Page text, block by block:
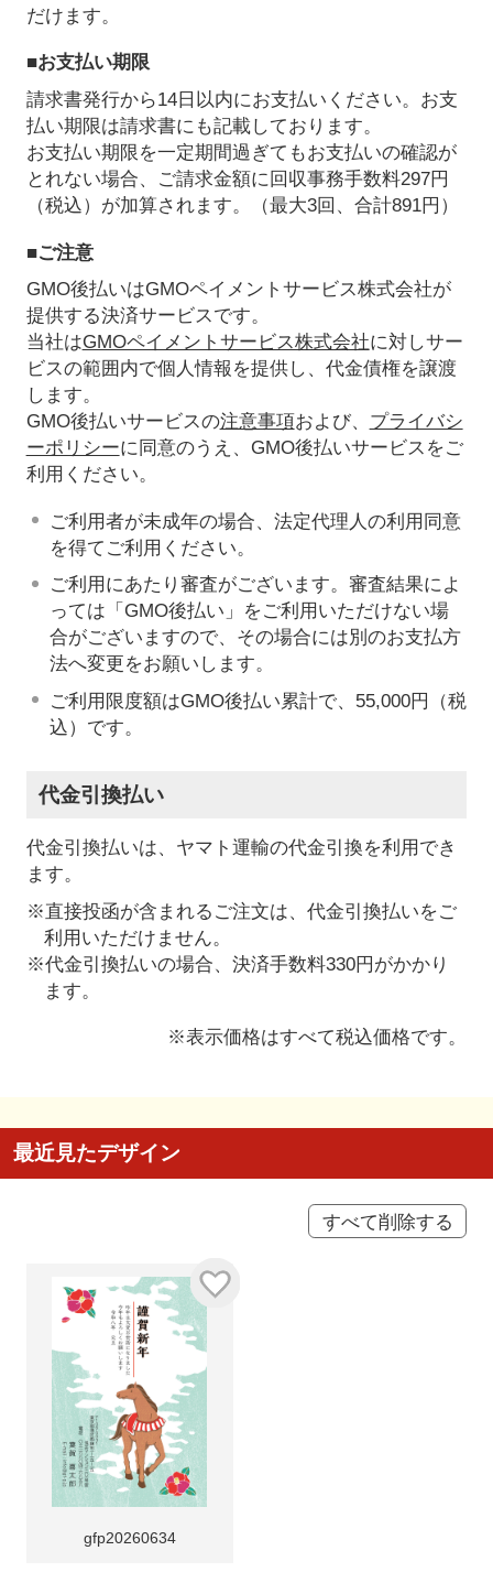
だけます。
■お支払い期限
請求書発行から14日以内にお支払いください。お支
払い期限は請求書にも記載しております。
お支払い期限を一定期間過ぎてもお支払いの確認が
とれない場合、ご請求金額に回収事務手数料297円
（税込）が加算されます。（最大3回、合計891円）
■ご注意
GMO後払いはGMOペイメントサービス株式会社が
提供する決済サービスです。
当社はGMOペイメントサービス株式会社に対しサー
ビスの範囲内で個人情報を提供し、代金債権を譲渡
します。
GMO後払いサービスの注意事項および、 プライバシ
ーポリシーに同意のうえ、GMO後払いサービスをご
利用ください。
ご利用者が未成年の場合、法定代理人の利用同意
を得てご利用ください。
ご利用にあたり審査がございます。審査結果によ
っては「GMO後払い」をご利用いただけない場
合がございますので、その場合には別のお支払方
法へ変更をお願いします。
ご利用限度額はGMO後払い累計で、55,000円（税
込）です。
代金引換払い
代金引換払いは、ヤマト運輸の代金引換を利用でき
ます。
※直接投函が含まれるご注文は、代金引換払いをご
利用いただけません。
※代金引換払いの場合、決済手数料330円がかかり
ます。
※表示価格はすべて税込価格です。
最近見たデザイン
すべて削除する
gfp20260634